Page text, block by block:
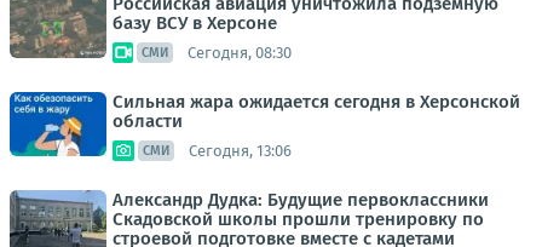
базу ВСУ в Херсоне
СМИ Сегодня, 08:30
Сильная жара ожидается сегодня в Херсонской
области
СМИ Сегодня, 13:06
Александр Дудка: Будущие первоклассники
Скадовской школы прошли тренировку по
строевой подготовке вместе с кадетами